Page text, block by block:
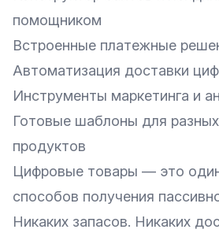
помощником
Встроенные платежные
Автоматизация доставки
Инструменты маркетинга и
Готовые шаблоны для
продуктов
Цифровые товары — это
способов получения
Никаких запасов. Никаких